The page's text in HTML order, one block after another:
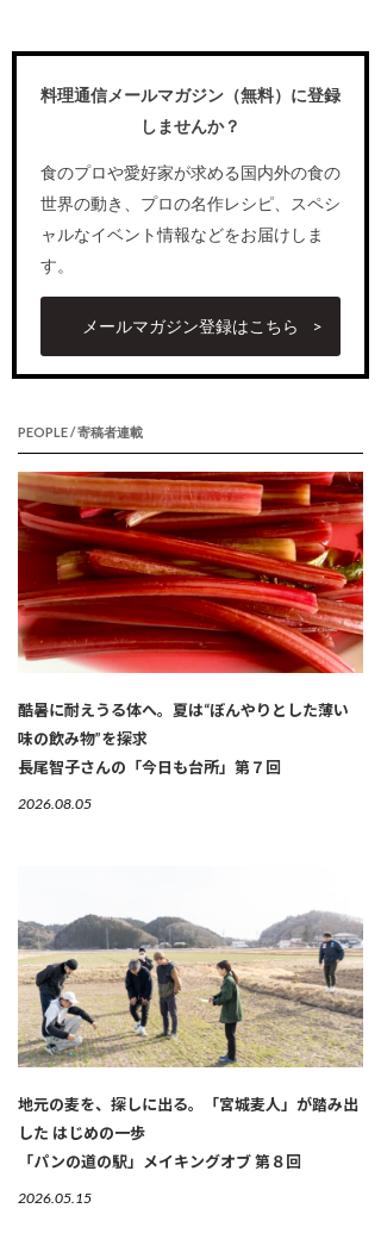
料理通信メールマガジン（無料）に登録
しませんか？
食のプロや愛好家が求める国内外の食の
世界の動き、プロの名作レシピ、スペシ
ャルなイベント情報などをお届けしま
す。
メールマガジン登録はこちら
PEOPLE / 寄稿者連載
酷暑に耐えうる体へ。夏は“ぼんやりとした薄い
味の飲み物”を探求
長尾智子さんの「今日も台所」第７回
2026.08.05
地元の麦を、探しに出る。「宮城麦人」が踏み出
した はじめの一歩
「パンの道の駅」メイキングオブ 第８回
2026.05.15